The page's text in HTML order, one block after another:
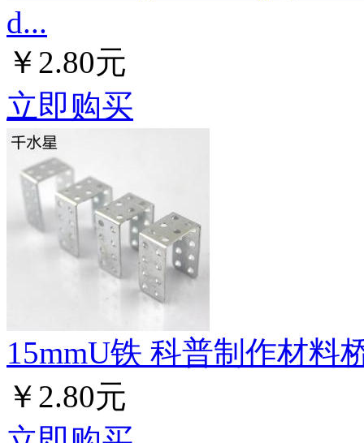
d...
￥2.80元
立即购买
15mmU铁 科普制作材料
￥2.80元